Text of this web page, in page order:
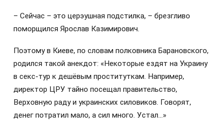
– Сейчас – это церэушная подстилка, – брезгливо
поморщился Ярослав Казимирович.
Поэтому в Киеве, по словам полковника Барановского,
родился такой анекдот: «Некоторые ездят на Украину
в секс-тур к дешёвым проституткам. Например,
директор ЦРУ тайно посещал правительство,
Верховную раду и украинских силовиков. Говорят,
денег потратил мало, а сил много. Устал…»